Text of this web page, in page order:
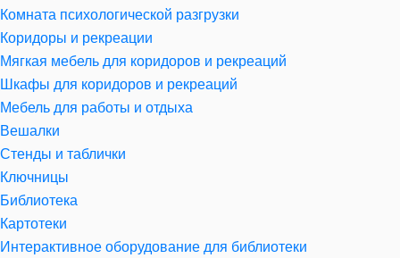
Комната психологической разгрузки
Коридоры и рекреации
Мягкая мебель для коридоров и рекреаций
Шкафы для коридоров и рекреаций
Мебель для работы и отдыха
Вешалки
Стенды и таблички
Ключницы
Библиотека
Картотеки
Интерактивное оборудование для библиотеки